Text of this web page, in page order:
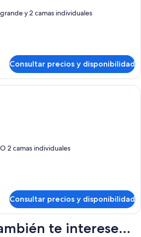
y 2 camas individuales
Consultar precios y disponibilidad
Habitación de hotel con una cama
2 camas individuales
Consultar precios y disponibilidad
te interese...